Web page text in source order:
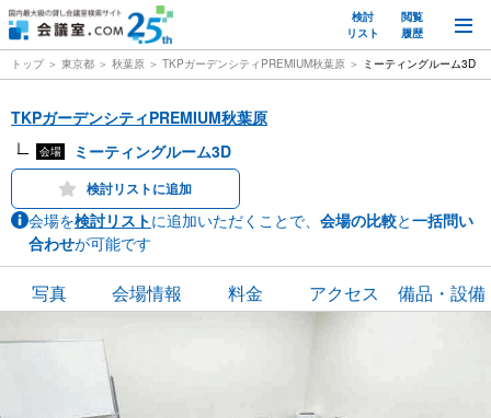
検討
リスト
閲覧
履歴
トップ 東京都 秋葉原 TKPガーデンシティPREMIUM秋葉原 ミーティングルーム3D
TKPガーデンシティPREMIUM秋葉原
会場 ミーティングルーム3D
検討リストに追加
会場を検討リストに追加いただくことで、 会場の比較と一括問い
合わせが可能です
写真 会場情報 料金 アクセス 備品・設備